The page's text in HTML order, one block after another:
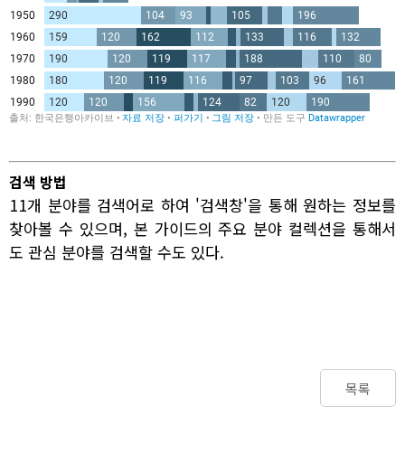
검색 방법
11개 분야를 검색어로 하여 '검색창'을 통해 원하는 정보를
찾아볼 수 있으며, 본 가이드의 주요 분야 컬렉션을 통해서
도 관심 분야를 검색할 수도 있다.
목록